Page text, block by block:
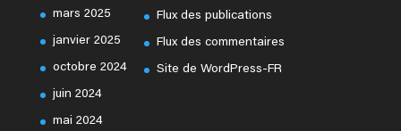
mars 2025
janvier 2025
octobre 2024
juin 2024
mai 2024
Flux des publications
Flux des commentaires
Site de WordPress-FR